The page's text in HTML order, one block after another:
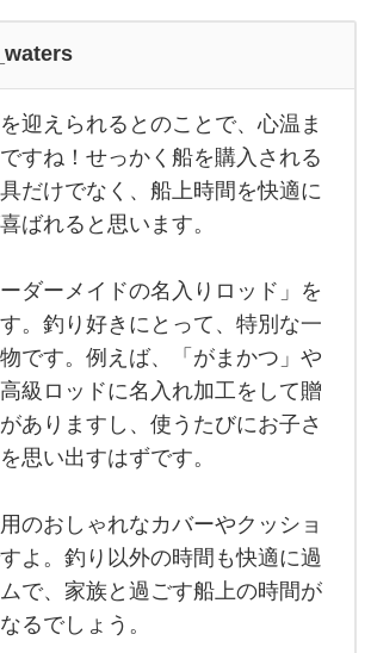
迎えられるとのことで、心温ま
すね！せっかく船を購入される
だけでなく、船上時間を快適に
ばれると思います。
ダーメイドの名入りロッド」を
。釣り好きにとって、特別な一
です。例えば、「がまかつ」や
高級ロッドに名入れ加工をして贈
ありますし、使うたびにお子さ
思い出すはずです。
のおしゃれなカバーやクッショ
よ。釣り以外の時間も快適に過
で、家族と過ごす船上の時間が
るでしょう。